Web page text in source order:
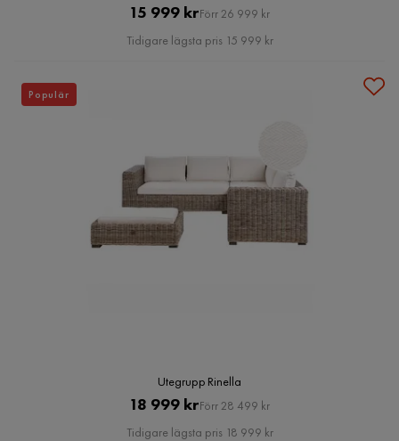
Pris
15 999 krOriginal
Pris
Förr 26 999 kr
Tidigare lägsta pris 15 999 kr
Utegrupp Rinella
Pris
18 999 krOriginal
Pris
Förr 28 499 kr
Tidigare lägsta pris 18 999 kr
Populär